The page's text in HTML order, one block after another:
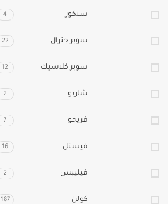
سنكور 4
سوبر جنرال 22
سوبر كلاسيك 12
شاربو 2
فريجو 7
فيستل 16
فيليبس 2
كولن 187